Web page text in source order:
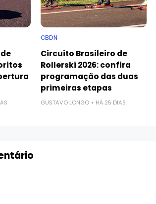
CBDN
Circuito Brasileiro de
Rollerski 2026: confira
programação das duas
primeiras etapas
GUSTAVO LONGO HÁ 25 DIAS